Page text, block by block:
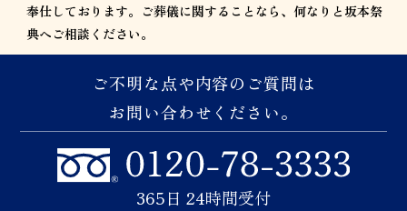
奉仕しております。ご葬儀に関することなら、何なりと坂本祭
典へご相談ください。
ご不明な点や内容のご質問は
お問い合わせください。
365日 24時間受付